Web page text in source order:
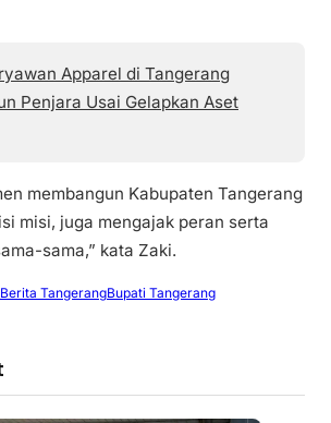
Apparel di Tangerang
Penjara Usai Gelapkan Aset
membangun Kabupaten Tangerang
misi, juga mengajak peran serta
sama,” kata Zaki.
Berita TangerangBupati Tangerang